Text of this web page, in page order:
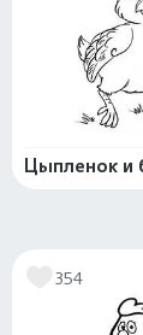
Цыпленок и
354